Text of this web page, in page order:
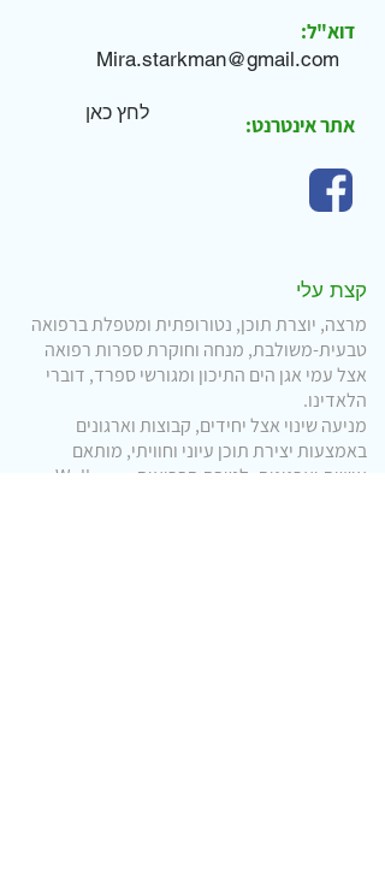
דוא"ל:
Mira.starkman@gmail.com
לחץ כאן אתר אינטרנט:
קצת עלי
מרצה, יוצרת תוכן, נטורופתית ומטפלת ברפואה
טבעית-משולבת, מנחה וחוקרת ספרות רפואה
אצל עמי אגן הים התיכון ומגורשי ספרד, דוברי
הלאדינו.
מניעה שינוי אצל יחידים, קבוצות וארגונים
באמצעות יצירת תוכן עיוני וחוויתי, מותאם